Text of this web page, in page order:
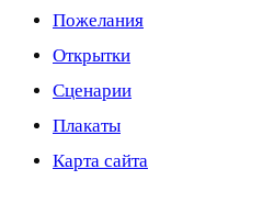
Пожелания
Открытки
Сценарии
Плакаты
Карта сайта